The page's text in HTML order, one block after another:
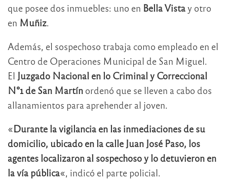
que posee dos inmuebles: uno en Bella Vistay otro
en Muñiz.
Además, el sospechoso trabaja como empleado en el
Centro de Operaciones Municipal de San Miguel.
El Juzgado Nacional en lo Criminal y Correccional
N°1 de San Martín ordenó que se lleven a cabo dos
allanamientos para aprehender al joven.
«Durante la vigilancia en las inmediaciones de su
domicilio, ubicado en la calle Juan José Paso, los
agentes localizaron al sospechoso y lo detuvieron en
la vía pública«, indicó el parte policial.